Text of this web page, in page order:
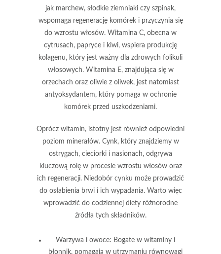
jak marchew, słodkie ziemniaki czy szpinak,
wspomaga regenerację komórek i przyczynia się
do wzrostu włosów. Witamina C, obecna w
cytrusach, papryce i kiwi, wspiera produkcję
kolagenu, który jest ważny dla zdrowych folikuli
włosowych. Witamina E, znajdująca się w
orzechach oraz oliwie z oliwek, jest natomiast
antyoksydantem, który pomaga w ochronie
komórek przed uszkodzeniami.
Oprócz witamin, istotny jest również odpowiedni
poziom minerałów. Cynk, który znajdziemy w
ostrygach, cieciorki i nasionach, odgrywa
kluczową rolę w procesie wzrostu włosów oraz
ich regeneracji. Niedobór cynku może prowadzić
do osłabienia brwi i ich wypadania. Warto więc
wprowadzić do codziennej diety różnorodne
źródła tych składników.
Warzywa i owoce: Bogate w witaminy i
błonnik, pomagają w utrzymaniu równowagi